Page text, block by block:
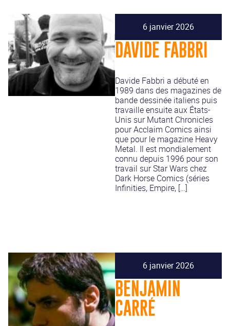
6 janvier 2026
DAVIDE FABBRI
Davide Fabbri a débuté en
1989 dans des magazines de
bande dessinée italiens puis
travaille ensuite aux États-
Unis sur Mutant Chronicles
pour Acclaim Comics ainsi
que pour le magazine Heavy
Metal. Il est mondialement
connu depuis 1996 pour son
travail sur Star Wars chez
Dark Horse Comics (séries
Infinities, Empire, […]
6 janvier 2026
BENJAMIN
CARRÉ